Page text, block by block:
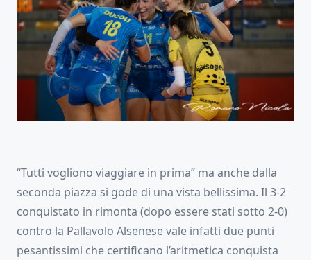
“Tutti vogliono viaggiare in prima” ma anche dalla
seconda piazza si gode di una vista bellissima. Il 3-2
conquistato in rimonta (dopo essere stati sotto 2-0)
contro la Pallavolo Alsenese vale infatti due punti
pesantissimi che certificano l’aritmetica conquista